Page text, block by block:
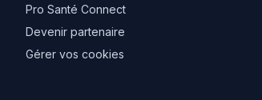
Pro Santé Connect
Devenir partenaire
Gérer vos cookies